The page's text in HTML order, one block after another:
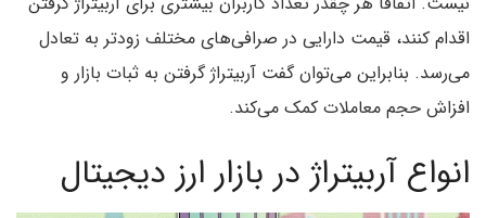
اقدام کنند، قیمت دارایی در صرافی‌های مختلف زودتر به تعادل
می‌رسد. بنابراین می‌توان گفت آربیتراژ گرفتن به ثبات بازار و
افزاش حجم معاملات کمک می‌کند.
انواع آربیتراژ در بازار ارز دیجیتال